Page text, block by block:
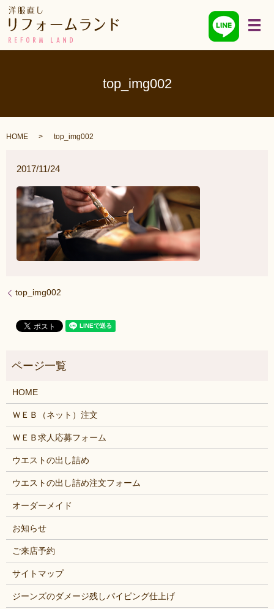
メ
top_img002
HOME top_img002
2017/11/24
top_img002
HOME
ＷＥＢ（ネット）注文
ＷＥＢ求人応募フォーム
ウエストの出し詰め
ウエストの出し詰め注文フォーム
オーダーメイド
お知らせ
ご来店予約
サイトマップ
ジーンズのダメージ残しパイピング仕上げ